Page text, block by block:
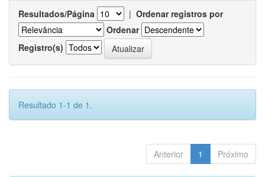
Resultados/Página | Ordenar registros por
Ordenar
Registro(s)
Resultado 1-1 de 1.
Anterior 1 Próximo